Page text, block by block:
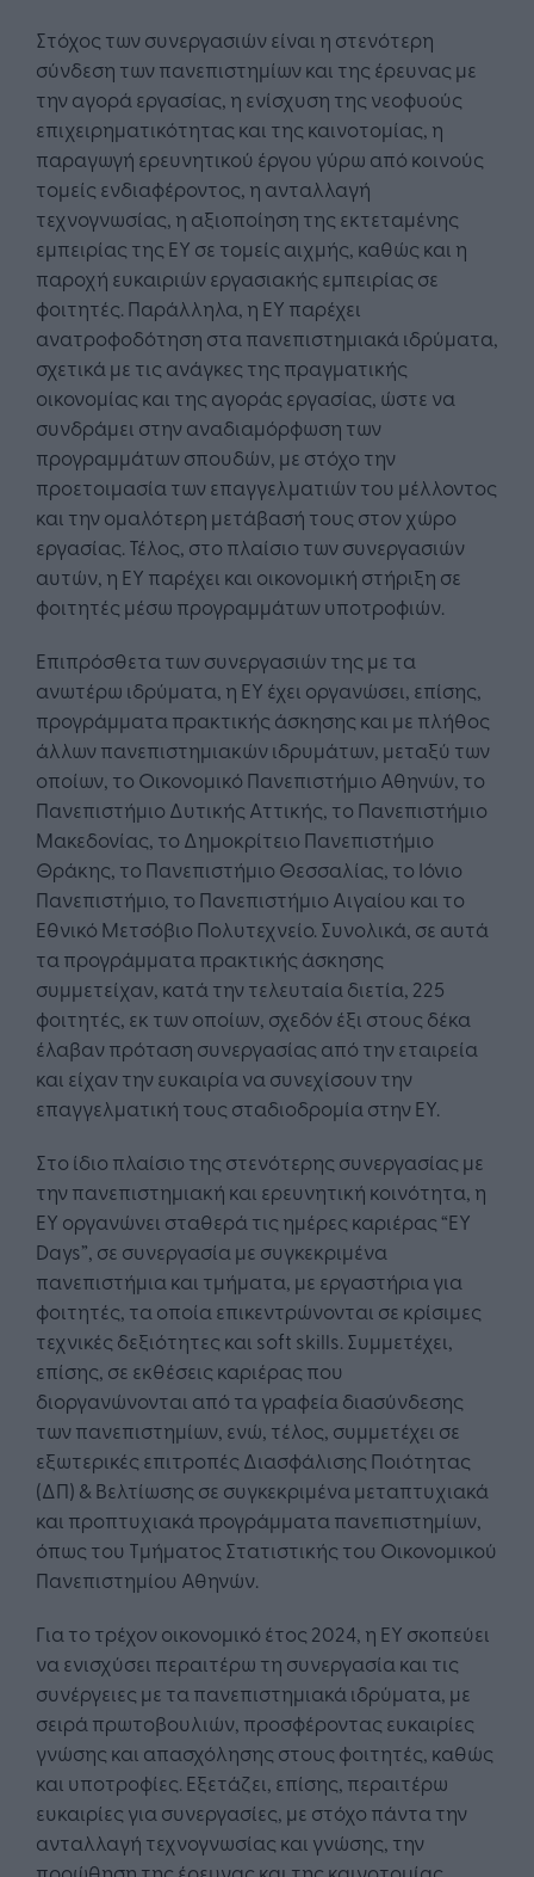
Στόχος των συνεργασιών είναι η στενότερη
σύνδεση των πανεπιστημίων και της έρευνας με
την αγορά εργασίας, η ενίσχυση της νεοφυούς
επιχειρηματικότητας και της καινοτομίας, η
παραγωγή ερευνητικού έργου γύρω από κοινούς
τομείς ενδιαφέροντος, η ανταλλαγή
τεχνογνωσίας, η αξιοποίηση της εκτεταμένης
εμπειρίας της EY σε τομείς αιχμής, καθώς και η
παροχή ευκαιριών εργασιακής εμπειρίας σε
φοιτητές. Παράλληλα, η EY παρέχει
ανατροφοδότηση στα πανεπιστημιακά ιδρύματα,
σχετικά με τις ανάγκες της πραγματικής
οικονομίας και της αγοράς εργασίας, ώστε να
συνδράμει στην αναδιαμόρφωση των
προγραμμάτων σπουδών, με στόχο την
προετοιμασία των επαγγελματιών του μέλλοντος
και την ομαλότερη μετάβασή τους στον χώρο
εργασίας. Τέλος, στο πλαίσιο των συνεργασιών
αυτών, η ΕΥ παρέχει και οικονομική στήριξη σε
φοιτητές μέσω προγραμμάτων υποτροφιών.
Επιπρόσθετα των συνεργασιών της με τα
ανωτέρω ιδρύματα, η ΕΥ έχει οργανώσει, επίσης,
προγράμματα πρακτικής άσκησης και με πλήθος
άλλων πανεπιστημιακών ιδρυμάτων, μεταξύ των
οποίων, το Οικονομικό Πανεπιστήμιο Αθηνών, το
Πανεπιστήμιο Δυτικής Αττικής, το Πανεπιστήμιο
Μακεδονίας, το Δημοκρίτειο Πανεπιστήμιο
Θράκης, το Πανεπιστήμιο Θεσσαλίας, το Ιόνιο
Πανεπιστήμιο, το Πανεπιστήμιο Αιγαίου και το
Εθνικό Μετσόβιο Πολυτεχνείο. Συνολικά, σε αυτά
τα προγράμματα πρακτικής άσκησης
συμμετείχαν, κατά την τελευταία διετία, 225
φοιτητές, εκ των οποίων, σχεδόν έξι στους δέκα
έλαβαν πρόταση συνεργασίας από την εταιρεία
και είχαν την ευκαιρία να συνεχίσουν την
επαγγελματική τους σταδιοδρομία στην EY.
Στο ίδιο πλαίσιο της στενότερης συνεργασίας με
την πανεπιστημιακή και ερευνητική κοινότητα, η
ΕΥ οργανώνει σταθερά τις ημέρες καριέρας “EY
Days”, σε συνεργασία με συγκεκριμένα
πανεπιστήμια και τμήματα, με εργαστήρια για
φοιτητές, τα οποία επικεντρώνονται σε κρίσιμες
τεχνικές δεξιότητες και soft skills. Συμμετέχει,
επίσης, σε εκθέσεις καριέρας που
διοργανώνονται από τα γραφεία διασύνδεσης
των πανεπιστημίων, ενώ, τέλος, συμμετέχει σε
εξωτερικές επιτροπές Διασφάλισης Ποιότητας
(ΔΠ) & Βελτίωσης σε συγκεκριμένα μεταπτυχιακά
και προπτυχιακά προγράμματα πανεπιστημίων,
όπως του Τμήματος Στατιστικής του Οικονομικού
Πανεπιστημίου Αθηνών.
Για το τρέχον οικονομικό έτος 2024, η ΕΥ σκοπεύει
να ενισχύσει περαιτέρω τη συνεργασία και τις
συνέργειες με τα πανεπιστημιακά ιδρύματα, με
σειρά πρωτοβουλιών, προσφέροντας ευκαιρίες
γνώσης και απασχόλησης στους φοιτητές, καθώς
και υποτροφίες. Εξετάζει, επίσης, περαιτέρω
ευκαιρίες για συνεργασίες, με στόχο πάντα την
ανταλλαγή τεχνογνωσίας και γνώσης, την
προώθηση της έρευνας και της καινοτομίας,